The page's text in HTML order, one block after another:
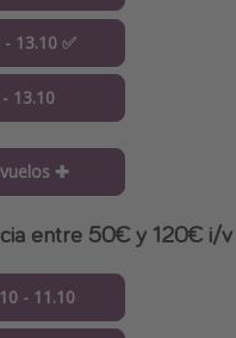
13.10 ✅
13.10
✚
entre 50€ y 120€ i/v
- 11.10